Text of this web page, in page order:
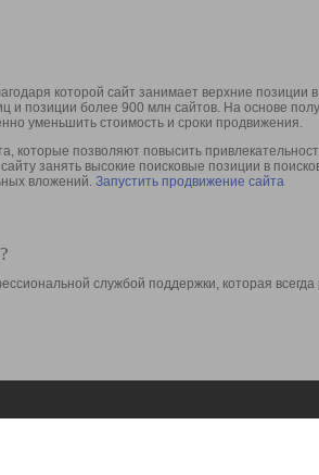
которой сайт занимает верхние
и позиции более 900 млн сайтов. На основе
уменьшить стоимость и сроки продвижения.
позволяют повысить
занять высокие поисковые позиции в
вложений. Запустить продвижение сайта
службой поддержки, которая